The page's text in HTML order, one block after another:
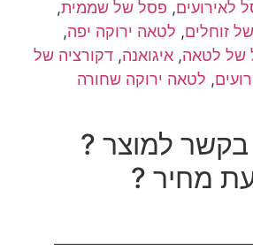
לאירועים, פסל של שממית,
זוחלים, לטאה ירוקה יפה,
של לטאה,איגואנה,דקורציה של
, לטאה ירוקה שחורה
למוצר ?
מחיר ?